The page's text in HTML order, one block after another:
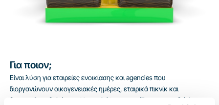
Για ποιον;
Είναι λύση για εταιρείες ενοικίασης και agencies που
διοργανώνουν οικογενειακές ημέρες, εταιρικά πικνίκ και
δημοτικές εκδηλώσεις. Η τσουλήθρα προορίζεται για παιδιά άνω